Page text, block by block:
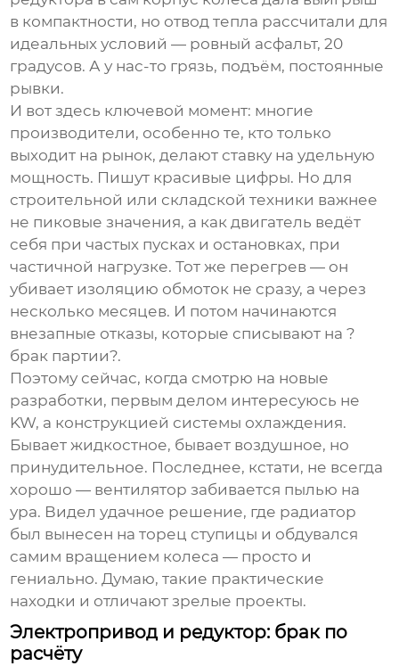
в компактности, но отвод тепла рассчитали для
идеальных условий — ровный асфальт, 20
градусов. А у нас-то грязь, подъём, постоянные
рывки.
И вот здесь ключевой момент: многие
производители, особенно те, кто только
выходит на рынок, делают ставку на удельную
мощность. Пишут красивые цифры. Но для
строительной или складской техники важнее
не пиковые значения, а как двигатель ведёт
себя при частых пусках и остановках, при
частичной нагрузке. Тот же перегрев — он
убивает изоляцию обмоток не сразу, а через
несколько месяцев. И потом начинаются
внезапные отказы, которые списывают на ?
брак партии?.
Поэтому сейчас, когда смотрю на новые
разработки, первым делом интересуюсь не
KW, а конструкцией системы охлаждения.
Бывает жидкостное, бывает воздушное, но
принудительное. Последнее, кстати, не всегда
хорошо — вентилятор забивается пылью на
ура. Видел удачное решение, где радиатор
был вынесен на торец ступицы и обдувался
самим вращением колеса — просто и
гениально. Думаю, такие практические
находки и отличают зрелые проекты.
Электропривод и редуктор: брак по
расчёту